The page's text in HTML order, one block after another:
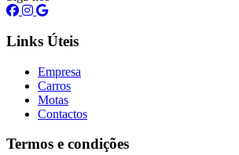
Links Úteis
Empresa
Carros
Motas
Contactos
Termos e condições